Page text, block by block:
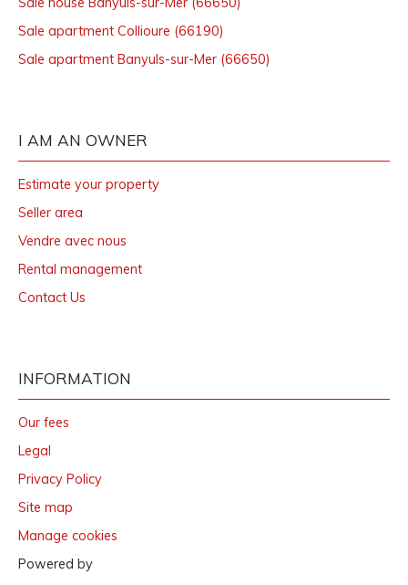
Sale apartment Collioure (66190)
Sale apartment Banyuls-sur-Mer (66650)
I AM AN OWNER
Estimate your property
Seller area
Vendre avec nous
Rental management
Contact Us
INFORMATION
Our fees
Legal
Privacy Policy
Site map
Manage cookies
Powered by